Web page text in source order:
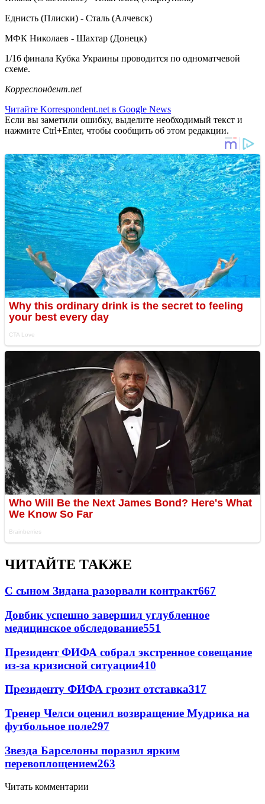
Еднисть (Плиски) - Сталь (Алчевск)
МФК Николаев - Шахтар (Донецк)
1/16 финала Кубка Украины проводится по одноматчевой
схеме.
Корреспондент.net
Читайте Korrespondent.net в Google News
Если вы заметили ошибку, выделите необходимый текст и
нажмите Ctrl+Enter, чтобы сообщить об этом редакции.
ЧИТАЙТЕ ТАКЖЕ
С сыном Зидана разорвали контракт667
Довбик успешно завершил углубленное
медицинское обследование551
Президент ФИФА собрал экстренное совещание
из-за кризисной ситуации410
Президенту ФИФА грозит отставка317
Тренер Челси оценил возвращение Мудрика на
футбольное поле297
Звезда Барселоны поразил ярким
перевоплощением263
Читать комментарии